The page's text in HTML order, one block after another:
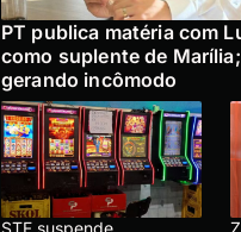
PT publica matéria com
como suplente de
gerando incômodo